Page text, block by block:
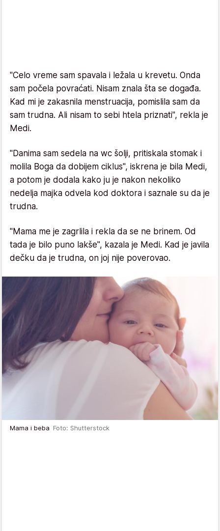
"Celo vreme sam spavala i ležala u krevetu. Onda
sam počela povraćati. Nisam znala šta se događa.
Kad mi je zakasnila menstruacija, pomislila sam da
sam trudna. Ali nisam to sebi htela priznati", rekla je
Medi.
"Danima sam sedela na wc šolji, pritiskala stomak i
molila Boga da dobijem ciklus", iskrena je bila Medi,
a potom je dodala kako ju je nakon nekoliko
nedelja majka odvela kod doktora i saznale su da je
trudna.
"Mama me je zagrlila i rekla da se ne brinem. Od
tada je bilo puno lakše", kazala je Medi. Kad je javila
dečku da je trudna, on joj nije poverovao.
Mama i beba Foto: Shutterstock